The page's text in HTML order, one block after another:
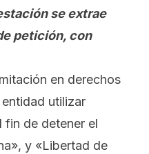
se extrae
petición, con
en derechos
utilizar
fin de detener el
y «Libertad de